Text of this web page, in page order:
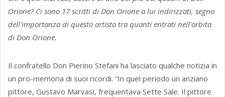
Orione? Ci sono 17 scritti di Don Orione a lui indirizzati, segno
dell'importanza di questo artista tra quanti entrati nell'orbita
di Don Orione.
Il confratello Don Pierino Stefani ha lasciato qualche notizia in
un pro-memoria di suoi ricordi. “In quel periodo un anziano
pittore, Gustavo Marvasi, frequentava Sette Sale. Il pittore